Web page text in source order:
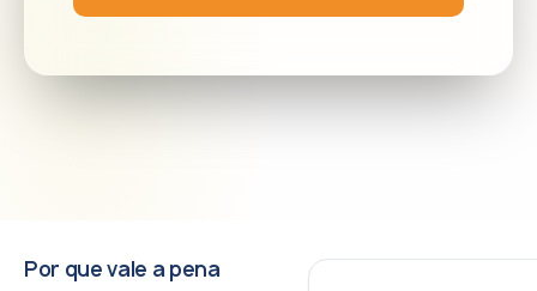
Por que vale a pena